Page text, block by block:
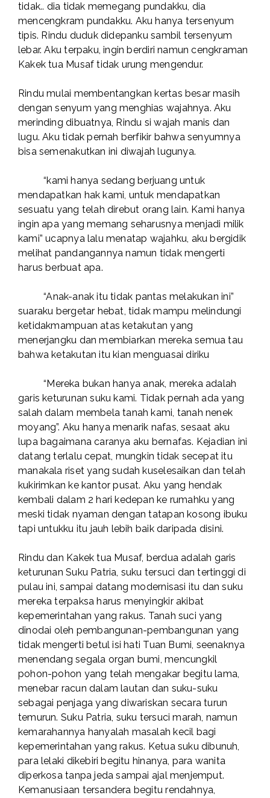
tidak.. dia tidak memegang pundakku, dia
mencengkram pundakku. Aku hanya tersenyum
tipis. Rindu duduk didepanku sambil tersenyum
lebar. Aku terpaku, ingin berdiri namun cengkraman
Kakek tua Musaf tidak urung mengendur.
Rindu mulai membentangkan kertas besar masih
dengan senyum yang menghias wajahnya. Aku
merinding dibuatnya, Rindu si wajah manis dan
lugu. Aku tidak pernah berfikir bahwa senyumnya
bisa semenakutkan ini diwajah lugunya.
“kami hanya sedang berjuang untuk
mendapatkan hak kami, untuk mendapatkan
sesuatu yang telah direbut orang lain. Kami hanya
ingin apa yang memang seharusnya menjadi milik
kami” ucapnya lalu menatap wajahku, aku bergidik
melihat pandangannya namun tidak mengerti
harus berbuat apa.
“Anak-anak itu tidak pantas melakukan ini”
suaraku bergetar hebat, tidak mampu melindungi
ketidakmampuan atas ketakutan yang
menerjangku dan membiarkan mereka semua tau
bahwa ketakutan itu kian menguasai diriku
“Mereka bukan hanya anak, mereka adalah
garis keturunan suku kami. Tidak pernah ada yang
salah dalam membela tanah kami, tanah nenek
moyang”. Aku hanya menarik nafas, sesaat aku
lupa bagaimana caranya aku bernafas. Kejadian ini
datang terlalu cepat, mungkin tidak secepat itu
manakala riset yang sudah kuselesaikan dan telah
kukirimkan ke kantor pusat. Aku yang hendak
kembali dalam 2 hari kedepan ke rumahku yang
meski tidak nyaman dengan tatapan kosong ibuku
tapi untukku itu jauh lebih baik daripada disini.
Rindu dan Kakek tua Musaf, berdua adalah garis
keturunan Suku Patria, suku tersuci dan tertinggi di
pulau ini, sampai datang modernisasi itu dan suku
mereka terpaksa harus menyingkir akibat
kepemerintahan yang rakus. Tanah suci yang
dinodai oleh pembangunan-pembangunan yang
tidak mengerti betul isi hati Tuan Bumi, seenaknya
menendang segala organ bumi, mencungkil
pohon-pohon yang telah mengakar begitu lama,
menebar racun dalam lautan dan suku-suku
sebagai penjaga yang diwariskan secara turun
temurun. Suku Patria, suku tersuci marah, namun
kemarahannya hanyalah masalah kecil bagi
kepemerintahan yang rakus. Ketua suku dibunuh,
para lelaki dikebiri begitu hinanya, para wanita
diperkosa tanpa jeda sampai ajal menjemput.
Kemanusiaan tersandera begitu rendahnya,